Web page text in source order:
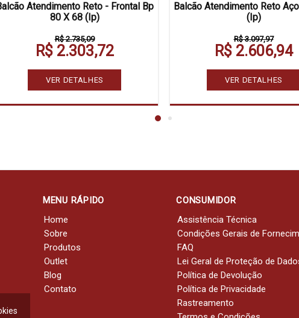
Atendimento Reto - Frontal Bp
80 X 68 (Ip)
R$ 2.735,09
R$ 2.303,72
VER DETALHES
Balcão Atendimento Reto
(Ip)
R$ 3.097,97
R$ 2.606,94
VER DETALHES
MENU RÁPIDO
Home
Sobre
Produtos
Outlet
Blog
Contato
CONSUMIDOR
Assistência Técnica
Condições Gerais de
FAQ
Lei Geral de Proteção de
Política de Devolução
Política de Privacidade
Rastreamento